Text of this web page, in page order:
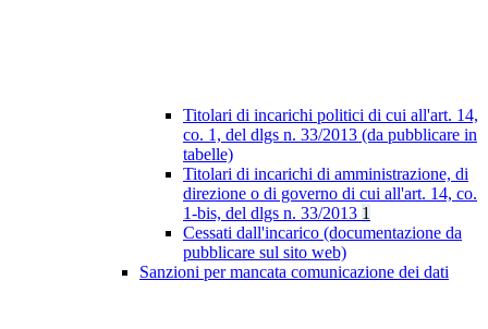
Titolari di incarichi politici di cui all'art. 14,
co. 1, del dlgs n. 33/2013 (da pubblicare in
tabelle)
Titolari di incarichi di amministrazione, di
direzione o di governo di cui all'art. 14, co.
1-bis, del dlgs n. 33/2013 1
Cessati dall'incarico (documentazione da
pubblicare sul sito web)
Sanzioni per mancata comunicazione dei dati